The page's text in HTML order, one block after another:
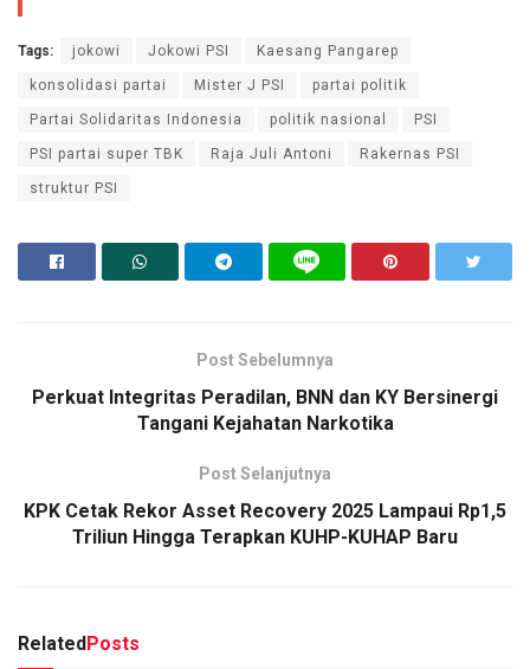
Tags: jokowi Jokowi PSI Kaesang Pangarep
konsolidasi partai Mister J PSI partai politik
Partai Solidaritas Indonesia politik nasional PSI
PSI partai super TBK Raja Juli Antoni Rakernas PSI
struktur PSI
Post Sebelumnya
Perkuat Integritas Peradilan, BNN dan KY Bersinergi
Tangani Kejahatan Narkotika
Post Selanjutnya
KPK Cetak Rekor Asset Recovery 2025 Lampaui Rp1,5
Triliun Hingga Terapkan KUHP-KUHAP Baru
Related Posts